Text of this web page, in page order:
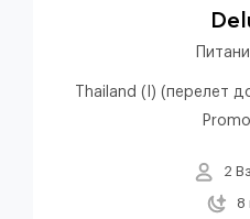
Thailand (I) (перелет
2
8